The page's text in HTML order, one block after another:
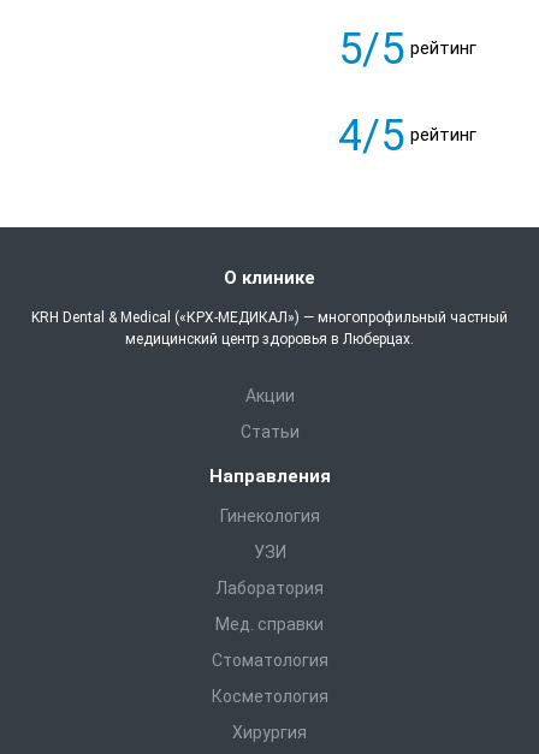
5/5 рейтинг
4/5 рейтинг
О клинике
KRH Dental & Medical («КРХ-МЕДИКАЛ») — многопрофильный частный
медицинский центр здоровья в Люберцах.
Акции
Статьи
Направления
Гинекология
УЗИ
Лаборатория
Мед. справки
Стоматология
Косметология
Хирургия